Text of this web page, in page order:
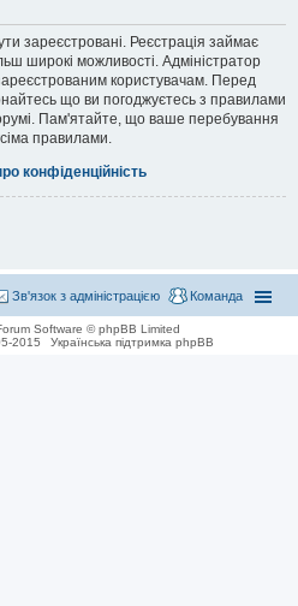
зареєстровані. Реєстрація займає
широкі можливості. Адміністратор
користувачам. Перед
що ви погоджуєтесь з правилами
Пам'ятайте, що ваше перебування
правилами.
конфіденційність
Команда
Зв'язок з адміністрацією
Software © phpBB Limited
2015
Українська підтримка phpBB